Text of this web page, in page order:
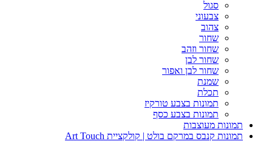
סגול
צבעוני
צהוב
שחור
שחור וזהב
שחור לבן
שחור לבן ואפור
שמנת
תכלת
תמונות בצבע טורקיז
תמונות בצבע כסף
תמונות מעוצבות
תמונות קנבס במרקם בולט | קולקציית Art Touch